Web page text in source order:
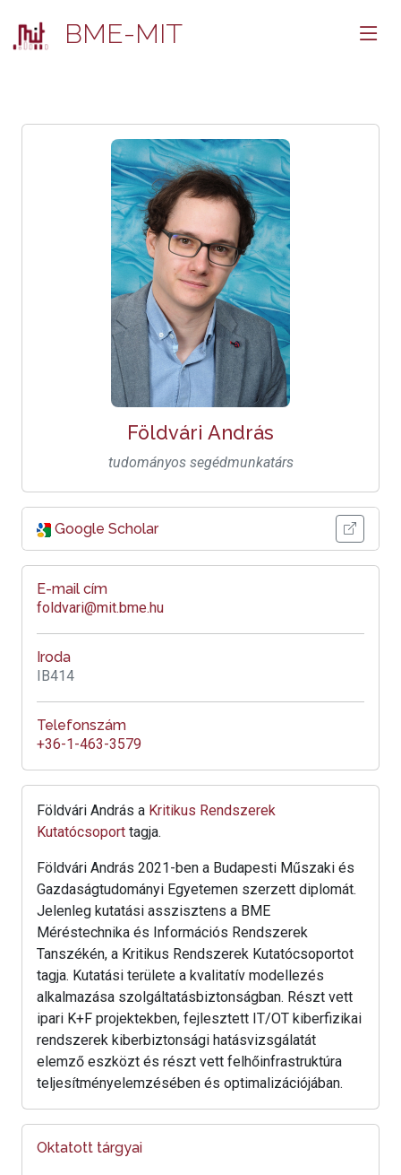
BME-MIT
Földvári András
tudományos segédmunkatárs
Google Scholar
E-mail cím
foldvari@mit.bme.hu
Iroda
IB414
Telefonszám
+36-1-463-3579
Földvári András a Kritikus Rendszerek
Kutatócsoport tagja.
Földvári András 2021-ben a Budapesti Műszaki és
Gazdaságtudományi Egyetemen szerzett diplomát.
Jelenleg kutatási asszisztens a BME
Méréstechnika és Információs Rendszerek
Tanszékén, a Kritikus Rendszerek Kutatócsoportot
tagja. Kutatási területe a kvalitatív modellezés
alkalmazása szolgáltatásbiztonságban. Részt vett
ipari K+F projektekben, fejlesztett IT/OT kiberfizikai
rendszerek kiberbiztonsági hatásvizsgálatát
elemző eszközt és részt vett felhőinfrastruktúra
teljesítményelemzésében és optimalizációjában.
Oktatott tárgyai